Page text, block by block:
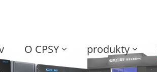
O CPSY produkty